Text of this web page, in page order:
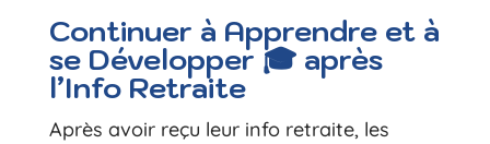
Continuer à Apprendre et à
se Développer 🎓 après
l’Info Retraite
Après avoir reçu leur info retraite, les